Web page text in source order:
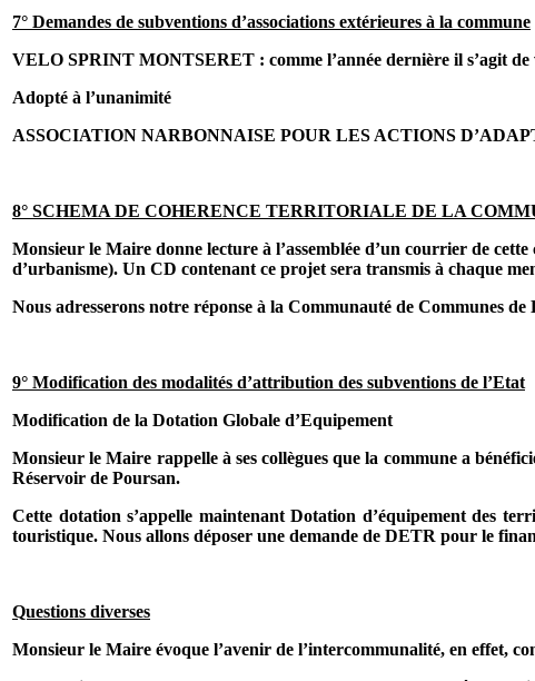
7° Demandes de subventions d’associations extérieures à la commune
VELO SPRINT MONTSERET : comme l’année dernière il s’agit
Adopté à l’unanimité
ASSOCIATION NARBONNAISE POUR LES ACTIONS
8° SCHEMA DE COHERENCE TERRITORIALE DE LA
Monsieur le Maire donne lecture à l’assemblée d’un courrier de
d’urbanisme). Un CD contenant ce projet sera transmis à chaque
Nous adresserons notre réponse à la Communauté de Communes
9° Modification des modalités d’attribution des subventions de l’Etat
Modification de la Dotation Globale d’Equipement
Monsieur le Maire rappelle à ses collègues que la commune a
Réservoir de Poursan.
Cette dotation s’appelle maintenant Dotation d’équipement des
touristique. Nous allons déposer une demande de DETR pour le
Questions diverses
Monsieur le Maire évoque l’avenir de l’intercommunalité, en effet,